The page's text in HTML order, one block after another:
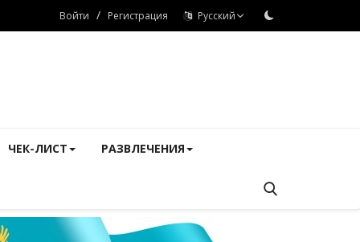
Войти / Регистрация Русский
ЧЕК-ЛИСТ РАЗВЛЕЧЕНИЯ